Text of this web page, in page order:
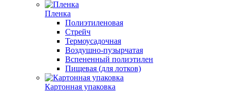
Пленка
Полиэтиленовая
Стрейч
Термоусадочная
Воздушно-пузырчатая
Вспененный полиэтилен
Пищевая (для лотков)
Картонная упаковка